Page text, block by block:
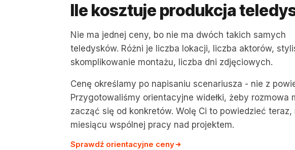
Ile kosztuje produkcja
Nie ma jednej ceny, bo nie ma dwóch takich samych
teledysków. Różni je liczba lokacji, liczba aktorów,
skomplikowanie montażu, liczba dni zdjęciowych.
Cenę określamy po napisaniu scenariusza - nie z
Przygotowaliśmy orientacyjne widełki, żeby rozmowa
zacząć się od konkretów. Wolę Ci to powiedzieć teraz,
miesiącu wspólnej pracy nad projektem.
Sprawdź orientacyjne ceny